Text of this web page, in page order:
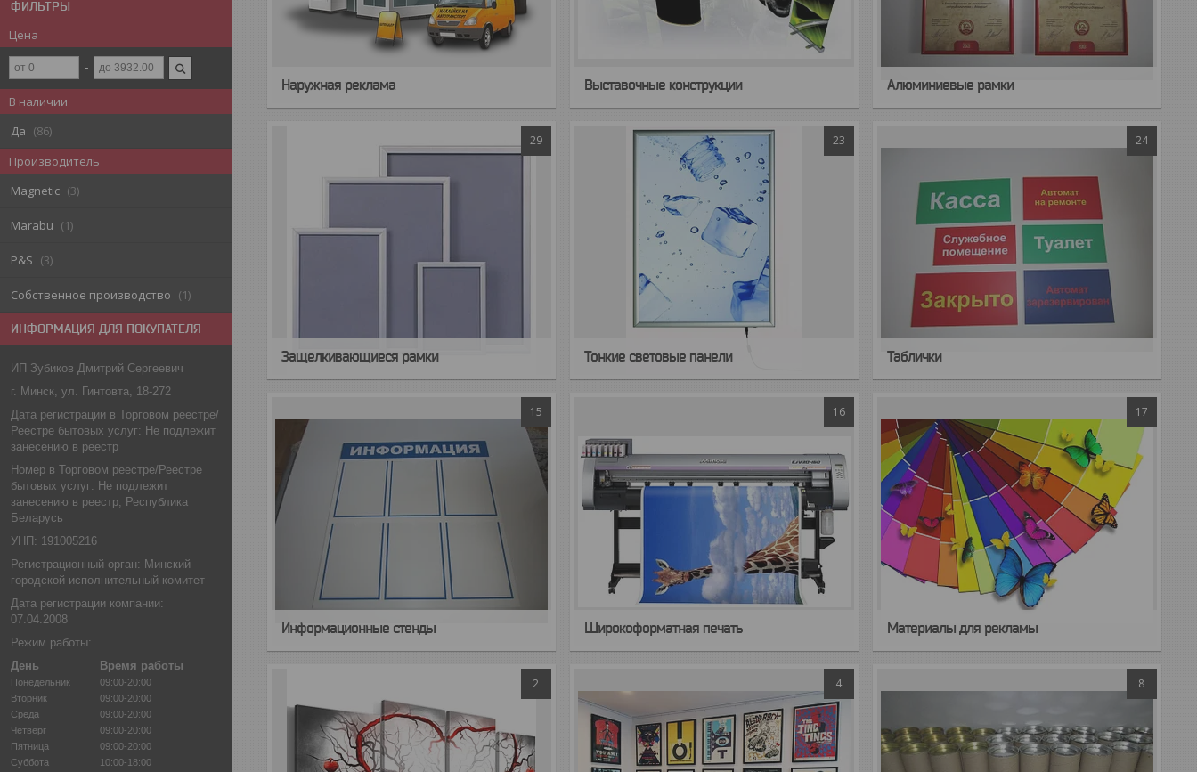
ФИЛЬТРЫ
Цена
В наличии
Да
86
Производитель
Magnetic
3
Marabu 1
P&S 3
Собственное производство 1
ИНФОРМАЦИЯ ДЛЯ ПОКУПАТЕЛЯ
ИП Зубиков Дмитрий Сергеевич
г. Минск, ул. Гинтовта, 18-272
Дата регистрации в Торговом реестре/
Реестре бытовых услуг: Не подлежит
занесению в реестр
Номер в Торговом реестре/Реестре
бытовых услуг: Не подлежит
занесению в реестр, Республика
Беларусь
УНП: 191005216
Регистрационный орган: Минский
городской исполнительный комитет
Дата регистрации компании:
07.04.2008
Режим работы:
День
Время работы
Понедельник
09:00-20:00
Вторник
09:00-20:00
Среда
09:00-20:00
Четверг
09:00-20:00
Пятница
09:00-20:00
Суббота
10:00-18:00
Наружная реклама Выставочные конструкции Алюминиевые рамки
29
Защелкивающиеся рамки
23
Тонкие световые панели
24
Таблички
15
Информационные стенды
16
Широкоформатная печать
17
Материалы для рекламы
2 4 8